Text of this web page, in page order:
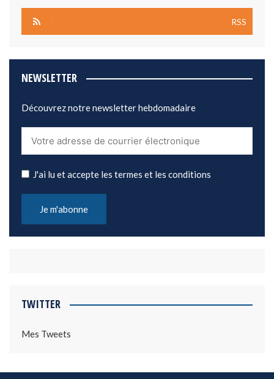
RSS
NEWSLETTER
Découvrez notre newsletter hebdomadaire
J'ai lu et accepte les termes et les conditions
TWITTER
Mes Tweets